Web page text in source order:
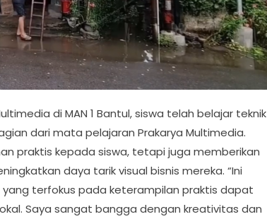
di MAN 1 Bantul, siswa telah belajar teknik
dari mata pelajaran Prakarya Multimedia.
praktis kepada siswa, tetapi juga memberikan
daya tarik visual bisnis mereka. “Ini
terfokus pada keterampilan praktis dapat
Saya sangat bangga dengan kreativitas dan